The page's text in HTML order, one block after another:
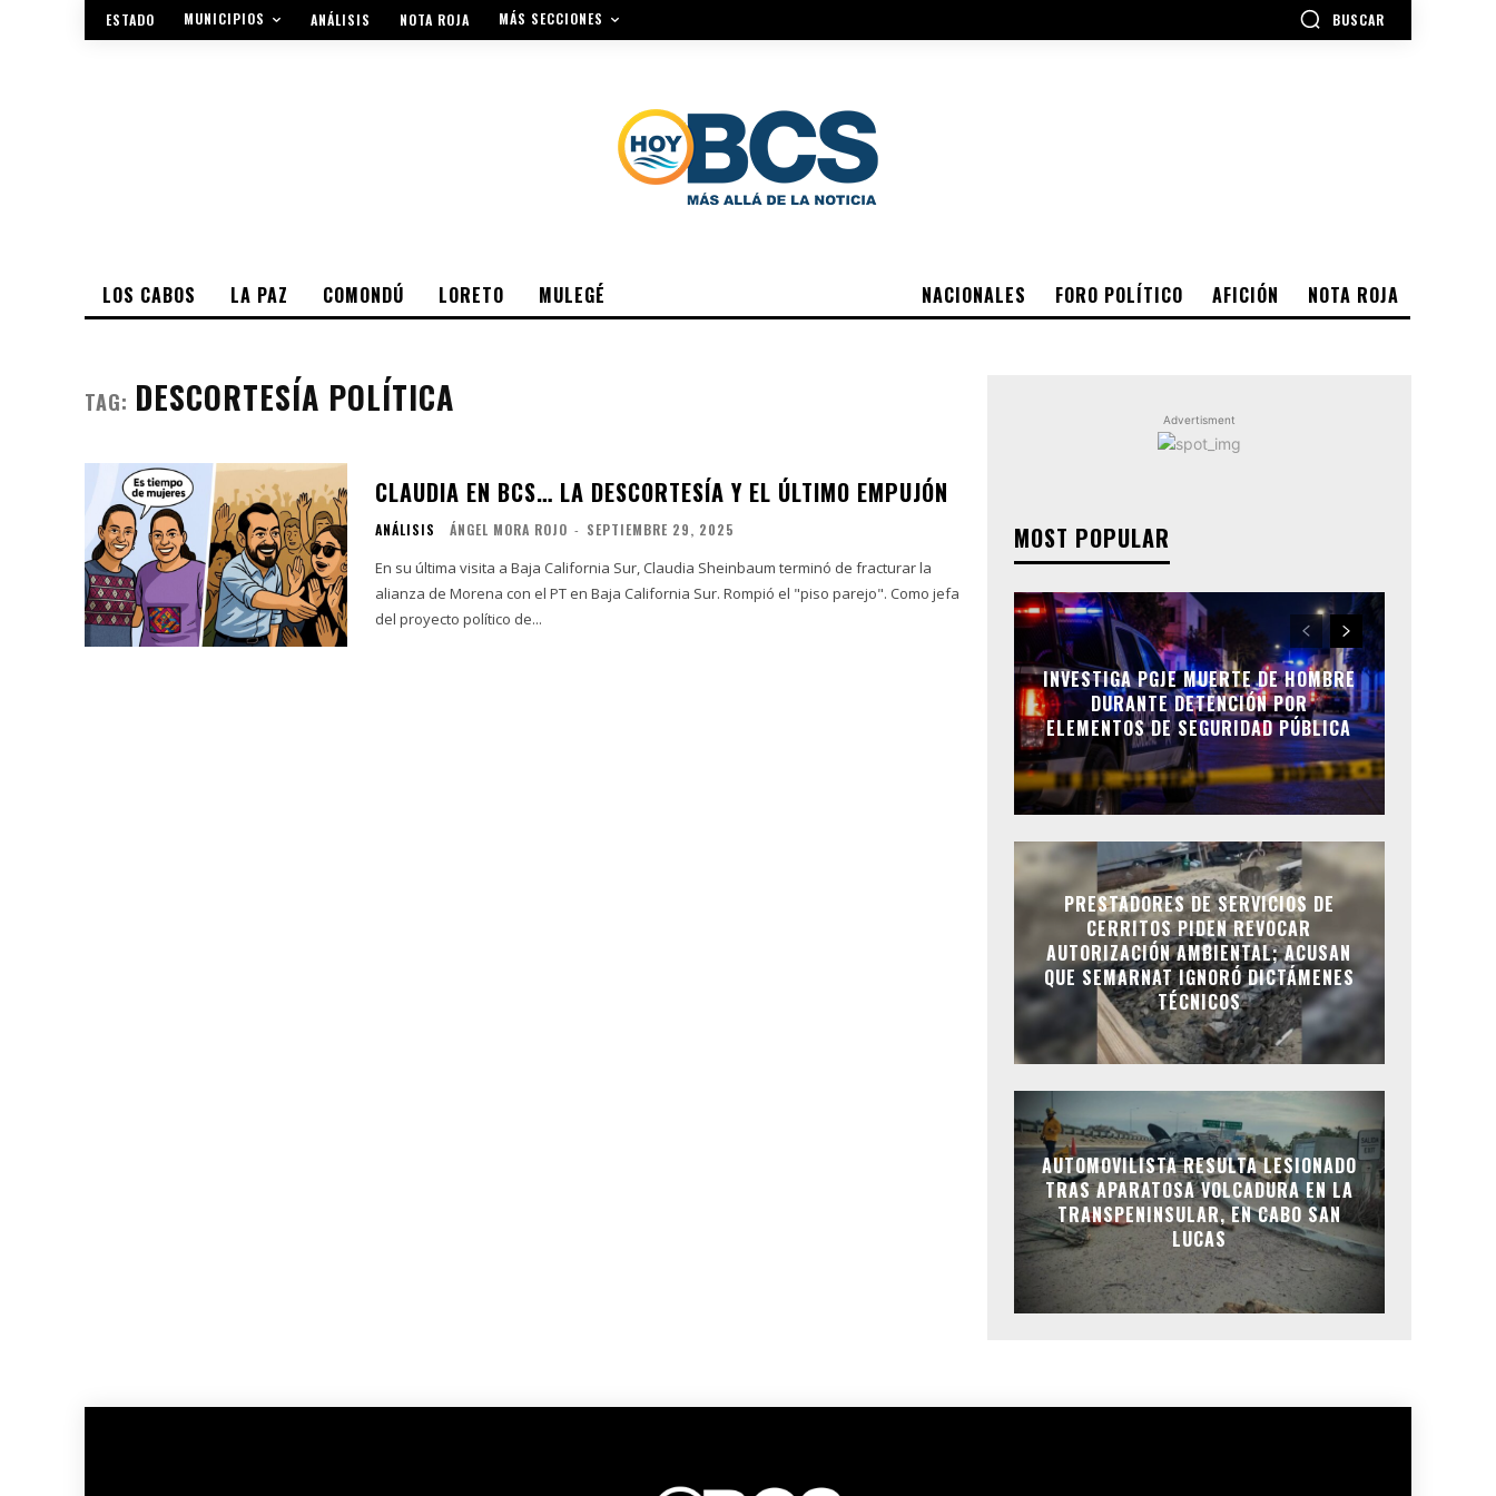
ESTADO MUNICIPIOS ANÁLISIS NOTA ROJA MÁS SECCIONES BUSCAR
NACIONALES FORO POLÍTICO AFICIÓN NOTA ROJA
LOS CABOS LA PAZ COMONDÚ LORETO MULEGÉ
TAG: DESCORTESÍA POLÍTICA
CLAUDIA EN BCS… LA DESCORTESÍA Y EL ÚLTIMO EMPUJÓN
ANÁLISIS ÁNGEL MORA ROJO - SEPTIEMBRE 29, 2025
En su última visita a Baja California Sur, Claudia Sheinbaum terminó de fracturar la
alianza de Morena con el PT en Baja California Sur. Rompió el "piso parejo". Como jefa
del proyecto político de...
Advertisment
MOST POPULAR
INVESTIGA PGJE MUERTE DE HOMBRE
DURANTE DETENCIÓN POR
ELEMENTOS DE SEGURIDAD PÚBLICA
PRESTADORES DE SERVICIOS DE
CERRITOS PIDEN REVOCAR
AUTORIZACIÓN AMBIENTAL; ACUSAN
QUE SEMARNAT IGNORÓ DICTÁMENES
TÉCNICOS
AUTOMOVILISTA RESULTA LESIONADO
TRAS APARATOSA VOLCADURA EN LA
TRANSPENINSULAR, EN CABO SAN
LUCAS